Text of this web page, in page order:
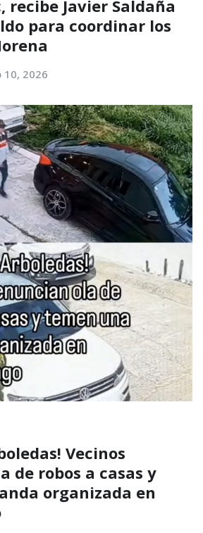
recibe Javier Saldaña
para coordinar los
10, 2026
Vecinos
de robos a casas y
organizada en